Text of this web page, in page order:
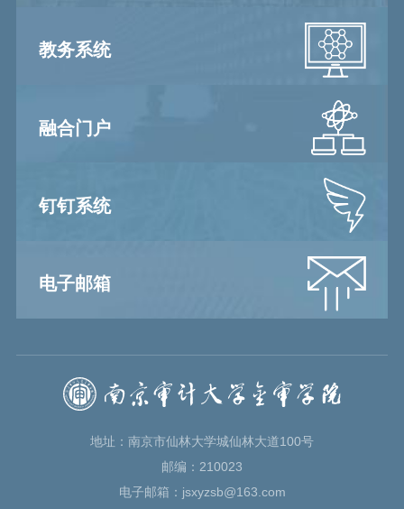
教务系统
融合门户
钉钉系统
电子邮箱
地址：南京市仙林大学城仙林大道100号
邮编：210023
电子邮箱：jsxyzsb@163.com